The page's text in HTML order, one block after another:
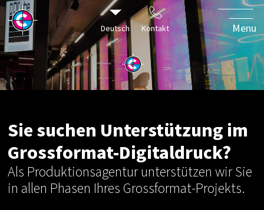
Deutsch Kontakt Menu
Projekte in höchster
Qualität und in
kürzester Zeit im
Digitaldruck.
Sie suchen Unterstützung im
Grossformat-Digitaldruck?
Als Produktionsagentur unterstützen wir Sie
in allen Phasen Ihres Grossformat-Projekts.